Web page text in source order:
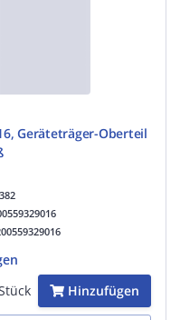
Geräteträger-Oberteil
Hinzufügen